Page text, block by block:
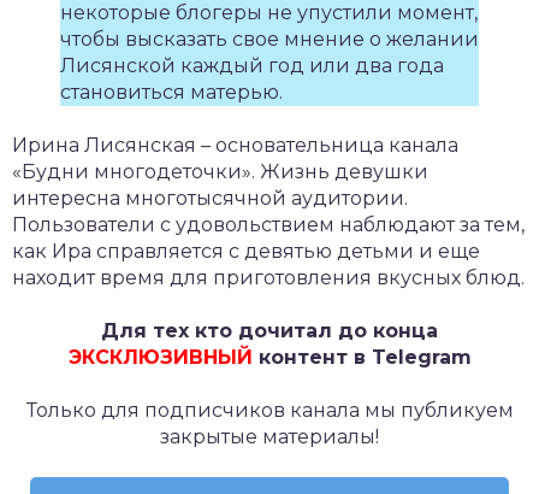
некоторые блогеры не упустили момент,
чтобы высказать свое мнение о желании
Лисянской каждый год или два года
становиться матерью.
Ирина Лисянская – основательница канала
«Будни многодеточки». Жизнь девушки
интересна многотысячной аудитории.
Пользователи с удовольствием наблюдают за тем,
как Ира справляется с девятью детьми и еще
находит время для приготовления вкусных блюд.
Для тех кто дочитал до конца
ЭКСКЛЮЗИВНЫЙ контент в Telegram
Только для подписчиков канала мы публикуем
закрытые материалы!